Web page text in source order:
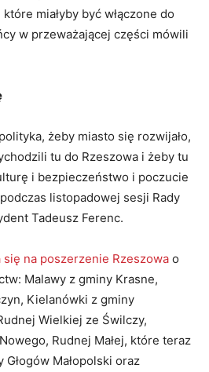
miałyby być włączone do
w przeważającej części mówili
żeby miasto się rozwijało,
tu do Rzeszowa i żeby tu
i bezpieczeństwo i poczucie
listopadowej sesji Rady
Tadeusz Ferenc.
się na poszerzenie Rzeszowa o
Malawy z gminy Krasne,
Kielanówki z gminy
Wielkiej ze Świlczy,
Rudnej Małej, które teraz
Małopolski oraz